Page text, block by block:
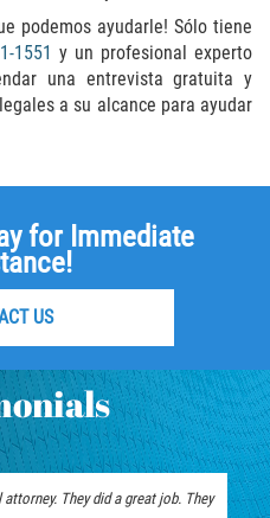
or Vault
podemos ayudarle! Sólo tiene
1551 y un profesional experto
una entrevista gratuita y
a su alcance para ayudar
for Immediate
US
They did a great job. They